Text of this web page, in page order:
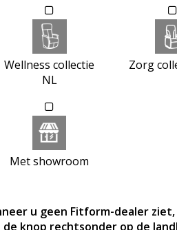
Wellness collectie
NL
Zorg
Met showroom
u geen Fitform-dealer
de knop rechtsonder op de